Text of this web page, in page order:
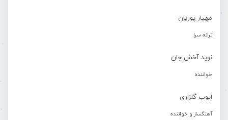
مهیار پوریان
ترانه سرا
نوید آخش جان
خواننده
ایوب گلزاری
آهنگساز و خواننده